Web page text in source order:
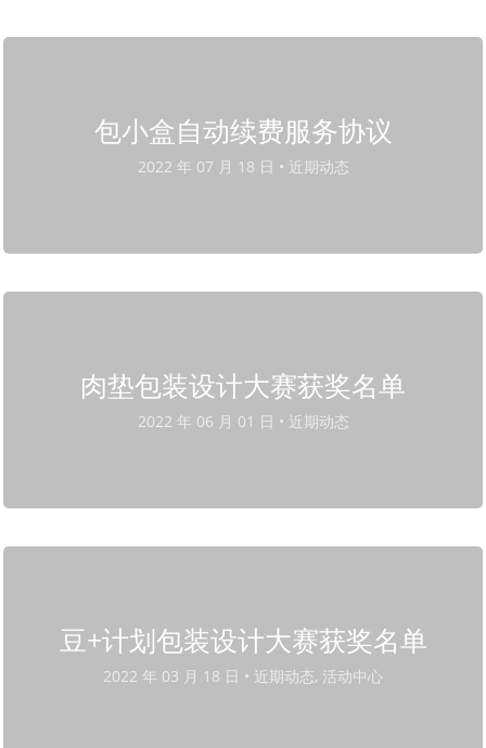
包小盒自动续费服务协议
2022 年 07 月 18 日 • 近期动态
肉垫包装设计大赛获奖名单
2022 年 06 月 01 日 • 近期动态
豆+计划包装设计大赛获奖名单
2022 年 03 月 18 日 • 近期动态, 活动中心